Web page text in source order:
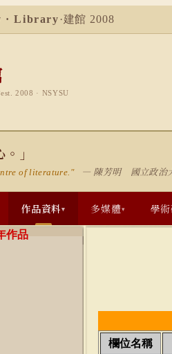
· Library ·建館 2008
est. 2008 · NSYSU
」
of literature." — 陳芳明 國立政治
作品資料▾ 多媒體▾ 學
作品
欄位名稱